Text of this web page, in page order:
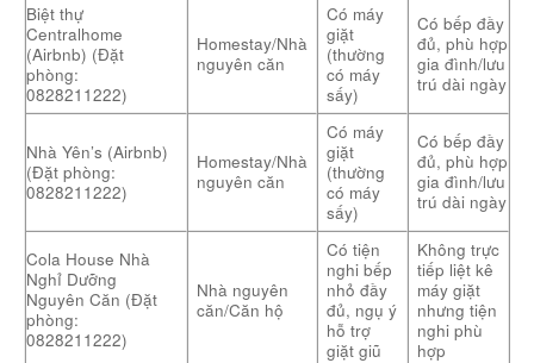
Biệt thự
Centralhome
(Airbnb) (Đặt
phòng:
0828211222)
Homestay/Nhà
nguyên căn
Có máy
giặt
(thường
có máy
sấy)
Có bếp đầy
đủ, phù hợp
gia đình/lưu
trú dài ngày
Nhà Yên’s (Airbnb)
(Đặt phòng:
0828211222)
Homestay/Nhà
nguyên căn
Có máy
giặt
(thường
có máy
sấy)
Có bếp đầy
đủ, phù hợp
gia đình/lưu
trú dài ngày
Cola House Nhà
Nghỉ Dưỡng
Nguyên Căn (Đặt
phòng:
0828211222)
Nhà nguyên
căn/Căn hộ
Có tiện
nghi bếp
nhỏ đầy
đủ, ngụ ý
hỗ trợ
giặt giũ
Không trực
tiếp liệt kê
máy giặt
nhưng tiện
nghi phù
hợp